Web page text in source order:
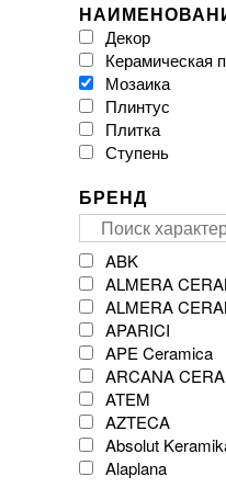
Декор
Керамическая
Мозаика
Плинтус
Плитка
Ступень
БРЕНД
ABK
ALMERA
ALMERA
APARICI
APE Ceramica
ARCANA
ATEM
AZTECA
Absolut
Alaplana